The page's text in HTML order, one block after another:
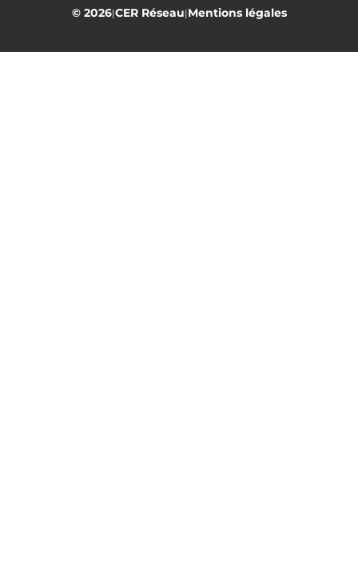
© 2026|CER Réseau|Mentions légales